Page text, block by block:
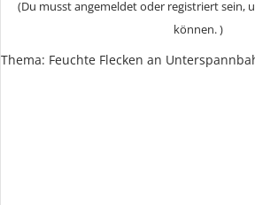
(Du musst angemeldet oder registriert sein,
können. )
Thema: Feuchte Flecken an